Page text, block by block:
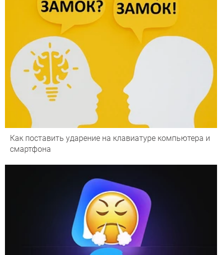
Как поставить ударение на клавиатуре компьютера и
смартфона